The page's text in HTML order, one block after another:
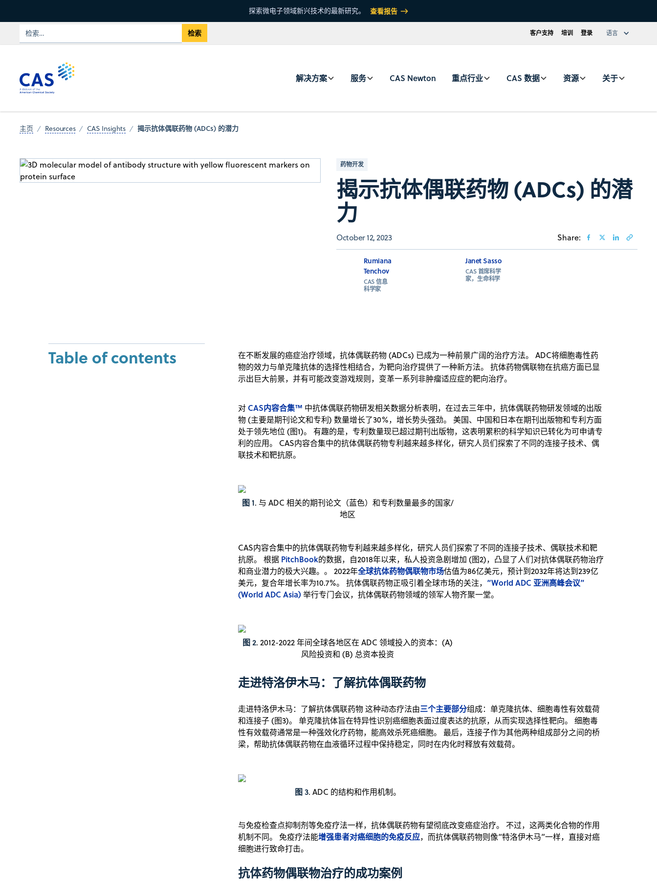
探索微电子领域新兴技术的最新研究。 查看报告
客户支持 培训 登录 语言
解决方案 服务 CAS Newton 重点行业 CAS 数据 资源 关于
主页 Resources CAS Insights 揭示抗体偶联药物 (ADCs) 的潜力
药物开发
揭示抗体偶联药物 (ADCs) 的潜
力
October 12, 2023 Share:
Rumiana
Tenchov
CAS 信息
科学家
Janet Sasso
CAS 首席科学
家，生命科学
Table of contents
在不断发展的癌症治疗领域，抗体偶联药物 (ADCs) 已成为一种前景广阔的治疗方法。 ADC将细胞毒性药
物的效力与单克隆抗体的选择性相结合，为靶向治疗提供了一种新方法。 抗体药物偶联物在抗癌方面已显
示出巨大前景，并有可能改变游戏规则，变革一系列非肿瘤适应症的靶向治疗。
对 CAS内容合集™ 中抗体偶联药物研发相关数据分析表明，在过去三年中，抗体偶联药物研发领域的出版
物 (主要是期刊论文和专利) 数量增长了30%，增长势头强劲。 美国、中国和日本在期刊出版物和专利方面
处于领先地位 (图1)。 有趣的是，专利数量现已超过期刊出版物，这表明累积的科学知识已转化为可申请专
利的应用。 CAS内容合集中的抗体偶联药物专利越来越多样化，研究人员们探索了不同的连接子技术、偶
联技术和靶抗原。
图 1. 与 ADC 相关的期刊论文（蓝色）和专利数量最多的国家/
地区
CAS内容合集中的抗体偶联药物专利越来越多样化，研究人员们探索了不同的连接子技术、偶联技术和靶
抗原。 根据 PitchBook的数据，自2018年以来，私人投资急剧增加 (图2)，凸显了人们对抗体偶联药物治疗
和商业潜力的极大兴趣。。 2022年全球抗体药物偶联物市场估值为86亿美元，预计到2032年将达到239亿
美元，复合年增长率为10.7%。 抗体偶联药物正吸引着全球市场的关注， “World ADC 亚洲高峰会议”
(World ADC Asia)举行专门会议，抗体偶联药物领域的领军人物齐聚一堂。
图 2. 2012-2022 年间全球各地区在 ADC 领域投入的资本：(A)
风险投资和 (B) 总资本投资
走进特洛伊木马：了解抗体偶联药物
走进特洛伊木马：了解抗体偶联药物 这种动态疗法由三个主要部分组成：单克隆抗体、细胞毒性有效载荷
和连接子 (图3)。 单克隆抗体旨在特异性识别癌细胞表面过度表达的抗原，从而实现选择性靶向。 细胞毒
性有效载荷通常是一种强效化疗药物，能高效杀死癌细胞。 最后，连接子作为其他两种组成部分之间的桥
梁，帮助抗体偶联药物在血液循环过程中保持稳定，同时在内化时释放有效载荷。
图 3. ADC 的结构和作用机制。
与免疫检查点抑制剂等免疫疗法一样，抗体偶联药物有望彻底改变癌症治疗。 不过，这两类化合物的作用
机制不同。 免疫疗法能增强患者对癌细胞的免疫反应，而抗体偶联药物则像“特洛伊木马”一样，直接对癌
细胞进行致命打击。
抗体药物偶联物治疗的成功案例